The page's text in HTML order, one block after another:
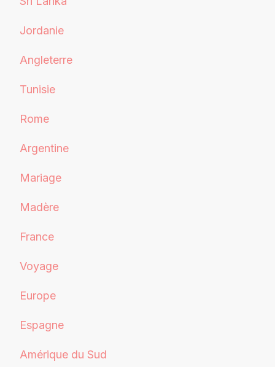
Jordanie
Angleterre
Tunisie
Rome
Argentine
Mariage
Madère
France
Voyage
Europe
Espagne
Amérique du Sud